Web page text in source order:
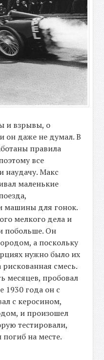
и взрывы, о
он даже не думал. В
правила
все
наудачу. Макс
маленькие
машины для гонок.
мелкого дела и
побольше. Он
а поскольку
нужно было их
рискованная смесь.
месяцев, пробовал
1930 года он с
с керосином,
и произошел
тестировали,
погиб на месте.